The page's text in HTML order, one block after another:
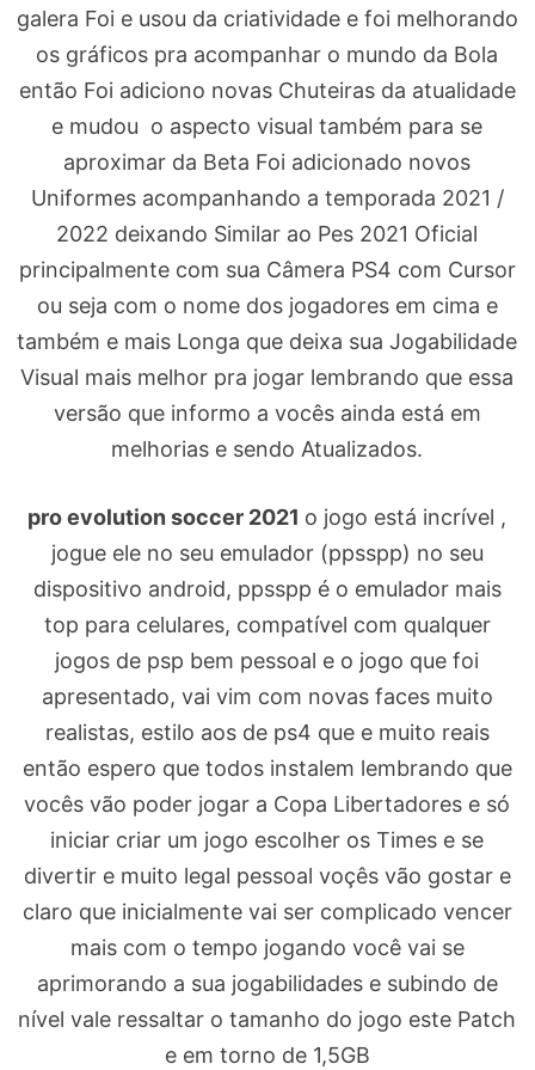
galera Foi e usou da criatividade e foi melhorando
os gráficos pra acompanhar o mundo da Bola
então Foi adiciono novas Chuteiras da atualidade
e mudou o aspecto visual também para se
aproximar da Beta Foi adicionado novos
Uniformes acompanhando a temporada 2021 /
2022 deixando Similar ao Pes 2021 Oficial
principalmente com sua Câmera PS4 com Cursor
ou seja com o nome dos jogadores em cima e
também e mais Longa que deixa sua Jogabilidade
Visual mais melhor pra jogar lembrando que essa
versão que informo a vocês ainda está em
melhorias e sendo Atualizados.
pro evolution soccer 2021 o jogo está incrível ,
jogue ele no seu emulador (ppsspp) no seu
dispositivo android, ppsspp é o emulador mais
top para celulares, compatível com qualquer
jogos de psp bem pessoal e o jogo que foi
apresentado, vai vim com novas faces muito
realistas, estilo aos de ps4 que e muito reais
então espero que todos instalem lembrando que
vocês vão poder jogar a Copa Libertadores e só
iniciar criar um jogo escolher os Times e se
divertir e muito legal pessoal voçês vão gostar e
claro que inicialmente vai ser complicado vencer
mais com o tempo jogando você vai se
aprimorando a sua jogabilidades e subindo de
nível vale ressaltar o tamanho do jogo este Patch
e em torno de 1,5GB